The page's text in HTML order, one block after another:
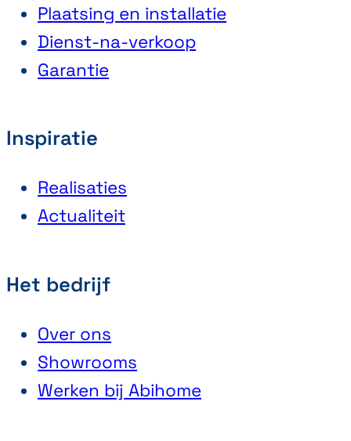
Plaatsing en installatie
Dienst-na-verkoop
Garantie
Inspiratie
Realisaties
Actualiteit
Het bedrijf
Over ons
Showrooms
Werken bij Abihome